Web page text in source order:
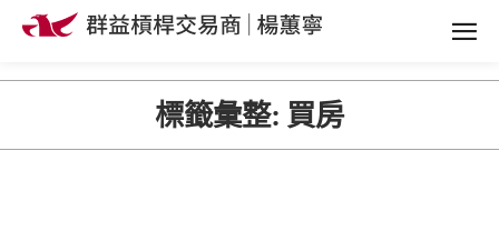
標籤彙整: 買房